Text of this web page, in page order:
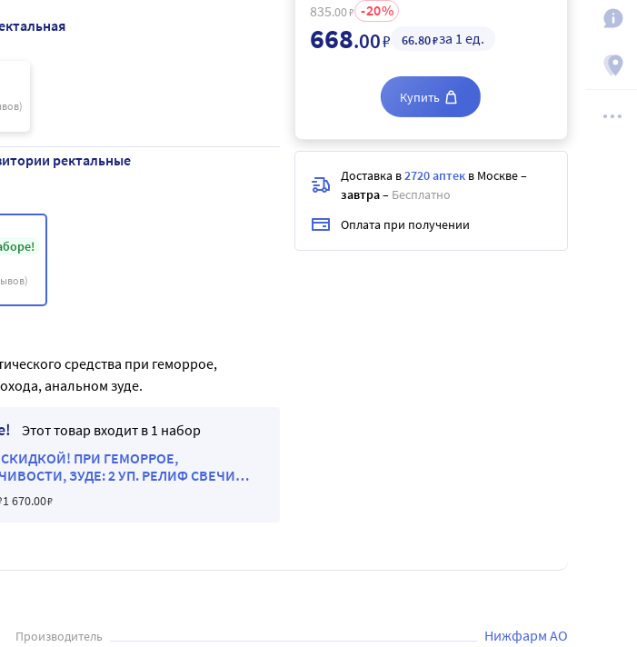
ректальные
средства при геморрое,
анальном зуде.
Этот товар входит в 1 набор
ПРИ ГЕМОРРОЕ,
ЗУДЕ: 2 УП. РЕЛИФ СВЕЧИ
1 670.00₽
835.00₽ 20
668.00₽ 66.80₽за 1 ед.
Купить
Доставка в2720 аптек в Москве–
завтра– Бесплатно
Оплата при получении
Производитель Нижфарм АО